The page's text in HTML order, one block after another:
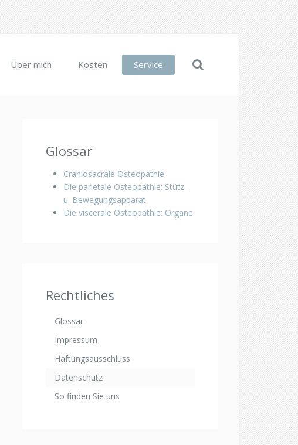
Über mich Kosten Service
Glossar
Craniosacrale Osteopathie
Die parietale Osteopathie: Stütz-
u. Bewegungsapparat
Die viscerale Osteopathie: Organe
Rechtliches
Glossar
Impressum
Haftungsausschluss
Datenschutz
So finden Sie uns